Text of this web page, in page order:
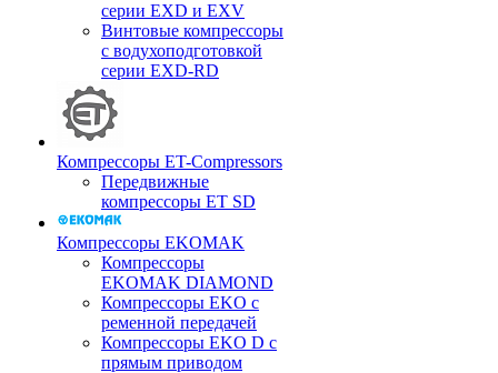
серии EXD и EXV
Винтовые компрессоры
с водухоподготовкой
серии EXD-RD
Компрессоры ET-Compressors
Передвижные
компрессоры ET SD
Компрессоры EKOMAK
Компрессоры
EKOMAK DIAMOND
Компрессоры EKO c
ременной передачей
Компрессоры EKO D с
прямым приводом